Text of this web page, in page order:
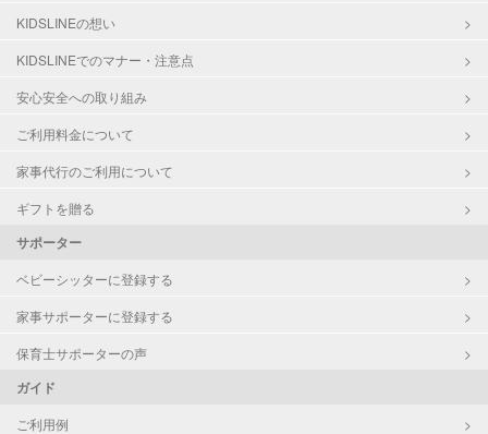
KIDSLINEの想い
KIDSLINEでのマナー・注意点
安心安全への取り組み
ご利用料金について
家事代行のご利用について
ギフトを贈る
サポーター
ベビーシッターに登録する
家事サポーターに登録する
保育士サポーターの声
ガイド
ご利用例